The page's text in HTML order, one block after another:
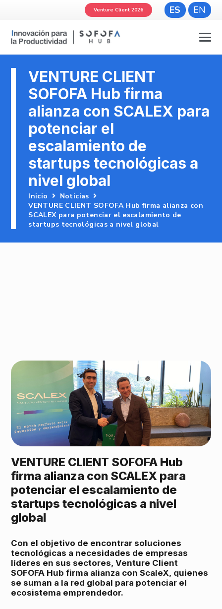
Venture Client 2026 ES EN
VENTURE CLIENT
SOFOFA Hub firma
alianza con SCALEX para
potenciar el
escalamiento de
startups tecnológicas a
nivel global
Inicio
Noticias
VENTURE CLIENT SOFOFA Hub firma alianza con
SCALEX para potenciar el escalamiento de
startups tecnológicas a nivel global
VENTURE CLIENT SOFOFA Hub
firma alianza con SCALEX para
potenciar el escalamiento de
startups tecnológicas a nivel
global
Con el objetivo de encontrar soluciones
tecnológicas a necesidades de empresas
líderes en sus sectores, Venture Client
SOFOFA Hub firma alianza con ScaleX, quienes
se suman a la red global para potenciar el
ecosistema emprendedor.